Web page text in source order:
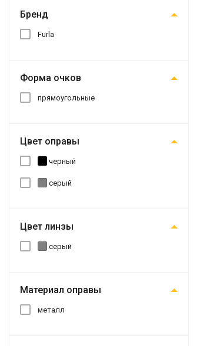
Бренд
Furla
Форма очков
прямоугольные
Цвет оправы
черный
серый
Цвет линзы
серый
Материал оправы
металл